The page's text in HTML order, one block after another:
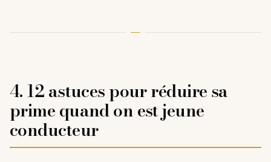
4. 12 astuces pour réduire sa
prime quand on est jeune
conducteur